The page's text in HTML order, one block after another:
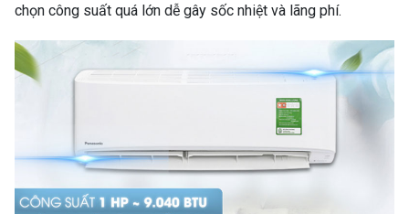
chọn công suất quá lớn dễ gây sốc nhiệt và lãng phí.